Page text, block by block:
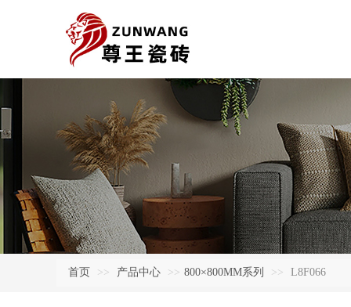
首页 >> 产品中心 >> 800×800MM系列 >> L8F066